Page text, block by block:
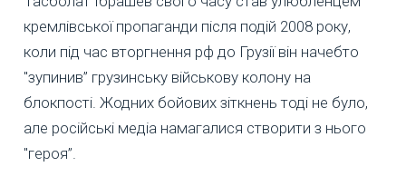
кремлівської пропаганди після подій 2008 року,
коли під час вторгнення рф до Грузії він начебто
"зупинив” грузинську військову колону на
блокпості. Жодних бойових зіткнень тоді не було,
але російські медіа намагалися створити з нього
"героя”.